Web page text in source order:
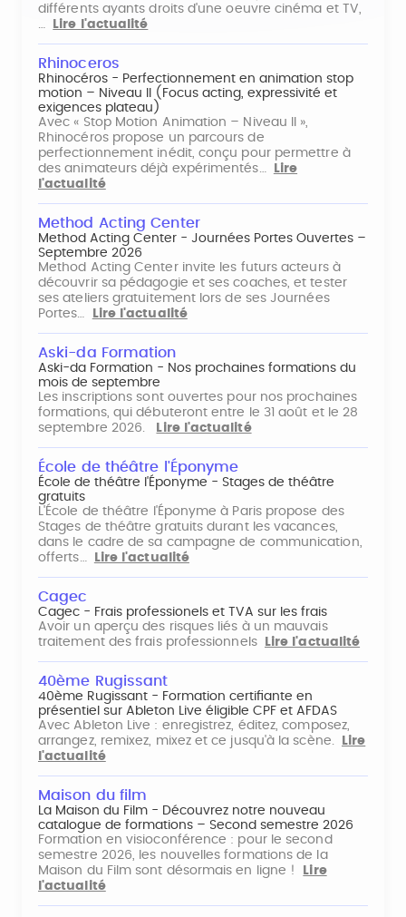
différents ayants droits d'une oeuvre cinéma et TV,
…
Lire l'actualité
Rhinoceros
Rhinocéros - Perfectionnement en animation stop
motion – Niveau II (Focus acting, expressivité et
exigences plateau)
Avec « Stop Motion Animation – Niveau II »,
Rhinocéros propose un parcours de
perfectionnement inédit, conçu pour permettre à
des animateurs déjà expérimentés…
Lire
l'actualité
Method Acting Center
Method Acting Center - Journées Portes Ouvertes –
Septembre 2026
Method Acting Center invite les futurs acteurs à
découvrir sa pédagogie et ses coaches, et tester
ses ateliers gratuitement lors de ses Journées
Portes…
Lire l'actualité
Aski-da Formation
Aski-da Formation - Nos prochaines formations du
mois de septembre
Les inscriptions sont ouvertes pour nos prochaines
formations, qui débuteront entre le 31 août et le 28
septembre 2026.
Lire l'actualité
École de théâtre l'Éponyme
École de théâtre l'Éponyme - Stages de théâtre
gratuits
L'École de théâtre l'Éponyme à Paris propose des
Stages de théâtre gratuits durant les vacances,
dans le cadre de sa campagne de communication,
offerts…
Lire l'actualité
Cagec
Cagec - Frais professionels et TVA sur les frais
Avoir un aperçu des risques liés à un mauvais
traitement des frais professionnels
Lire l'actualité
40ème Rugissant
40ème Rugissant - Formation certifiante en
présentiel sur Ableton Live éligible CPF et AFDAS
Avec Ableton Live : enregistrez, éditez, composez,
arrangez, remixez, mixez et ce jusqu'à la scène.
Lire
l'actualité
Maison du film
La Maison du Film - Découvrez notre nouveau
catalogue de formations – Second semestre 2026
Formation en visioconférence : pour le second
semestre 2026, les nouvelles formations de la
Maison du Film sont désormais en ligne !
Lire
l'actualité